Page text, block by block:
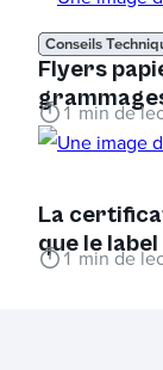
Conseils
Flyers
1min de
La
que le
1min de